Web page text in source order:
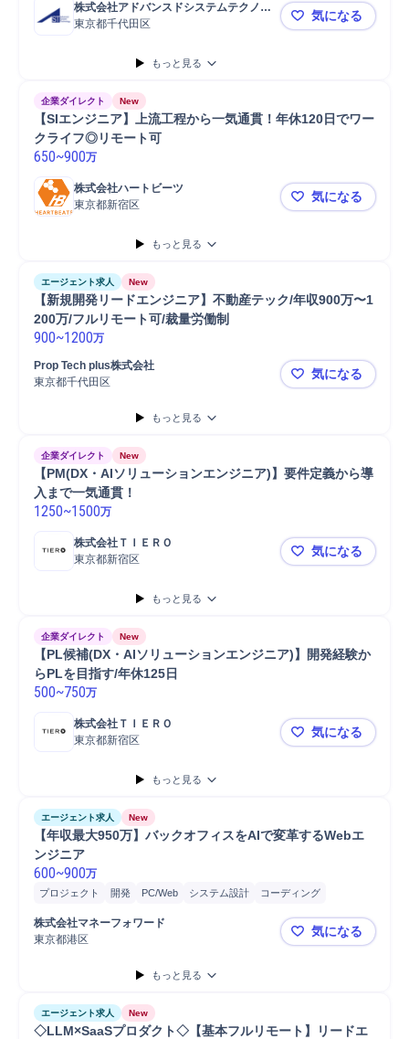
株式会社アドバンスドシステムテクノロ
ジー
東京都千代田区 【システム
気になる
もっと見る
企業ダイレクト New
【SIエンジニア】上流工程から一気通貫！年休120日でワー
クライフ◎リモート可
650~900万
株式会社ハートビーツ
東京都新宿区
【SIエンジ
気になる
もっと見る
エージェント求人 New
【新規開発リードエンジニア】不動産テック/年収900万〜1
200万/フルリモート可/裁量労働制
900~1200万
Prop Tech plus株式会社
東京都千代田区
【新規開発
気になる
もっと見る
企業ダイレクト New
【PM(DX・AIソリューションエンジニア)】要件定義から導
入まで一気通貫！
1250~1500万
株式会社ＴＩＥＲＯ
東京都新宿区
【PM(DX・
気になる
もっと見る
企業ダイレクト New
【PL候補(DX・AIソリューションエンジニア)】開発経験か
らPLを目指す/年休125日
500~750万
株式会社ＴＩＥＲＯ
東京都新宿区
【PL候補
気になる
もっと見る
エージェント求人 New
【年収最大950万】バックオフィスをAIで変革するWebエ
ンジニア
600~900万
プロジェクト 開発 PC/Web システム設計
コーディング
要件定義
株式会社マネーフォワード
東京都港区
【年収最大
気になる
もっと見る
エージェント求人 New
◇LLM×SaaSプロダクト◇【基本フルリモート】リードエ